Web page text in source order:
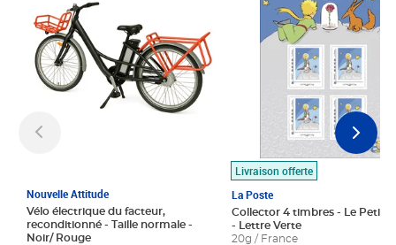
Nouvelle Attitude
Vélo électrique du facteur,
reconditionné - Taille normale -
Noir/ Rouge
Livraison offerte
La Poste
Collector 4 timbres - Le Petit
- Lettre Verte
20g / France